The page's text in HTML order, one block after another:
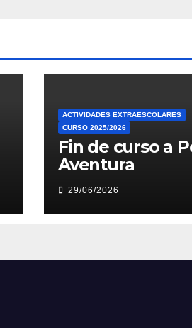
ACTIVIDADES EXTRAESCOLARES
CURSO 2025/2026
Fin de curso a
Aventura
29/06/2026